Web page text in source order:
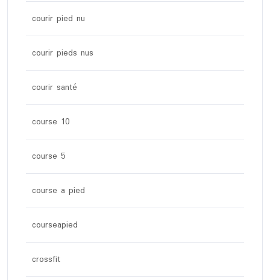
courir pied nu
courir pieds nus
courir santé
course 10
course 5
course a pied
courseapied
crossfit